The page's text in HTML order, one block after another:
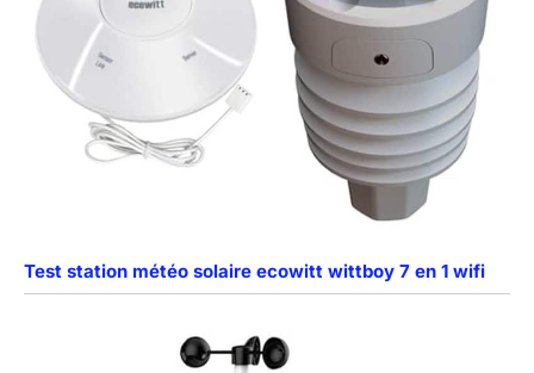
Test station météo solaire ecowitt wittboy 7 en 1 wifi